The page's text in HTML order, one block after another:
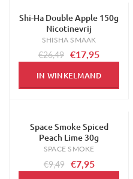
-32%
Shi-Ha Double Apple 150g
Nicotinevrij
SHISHA SMAAK
€26,49 €17,95
IN WINKELMAND
-16%Space Smoke Spiced
Peach Lime 30g
SPACE SMOKE
€9,49 €7,95